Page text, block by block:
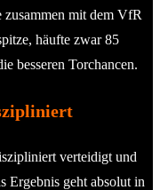
mit dem VfR
häufte zwar 85
besseren Torchancen.
verteidigt und
Ergebnis geht absolut in